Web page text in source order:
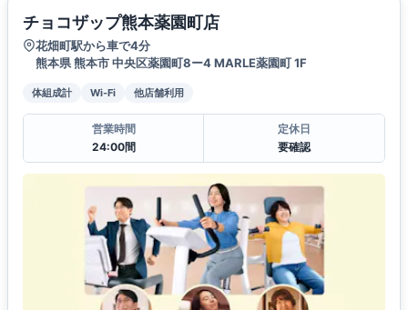
チョコザップ熊本薬園町店
花畑町駅から車で4分
熊本県 熊本市 中央区薬園町8ー4 MARLE薬園町 1F
体組成計 Wi-Fi 他店舗利用
営業時間
24:00間
定休日
要確認